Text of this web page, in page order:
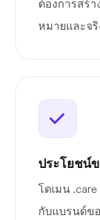
ต้องการสร้
หมายและจริ
ประโยชน์ข
โดเมน
กับแบรนด์ข